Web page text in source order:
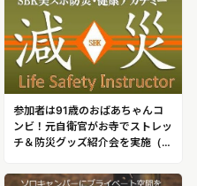
参加者は91歳のおばあちゃんコ
ンビ！元⾃衛官がお寺でストレッ
チ＆防災グッズ紹介会を実施（毎